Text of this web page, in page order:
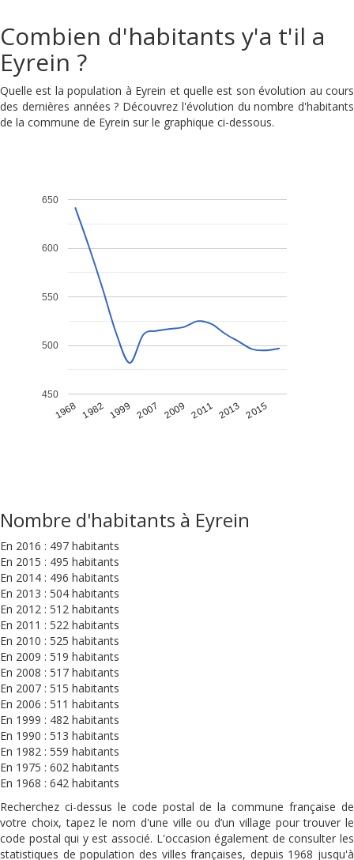
Combien d'habitants y'a t'il a
Eyrein ?
Quelle est la population à Eyrein et quelle est son évolution au cours
des dernières années ? Découvrez l'évolution du nombre d'habitants
de la commune de Eyrein sur le graphique ci-dessous.
1968 1982 1999 2007 2009 2011 2013 2015
450
500
550
600
650
Nombre d'habitants à Eyrein
En 2016 : 497 habitants
En 2015 : 495 habitants
En 2014 : 496 habitants
En 2013 : 504 habitants
En 2012 : 512 habitants
En 2011 : 522 habitants
En 2010 : 525 habitants
En 2009 : 519 habitants
En 2008 : 517 habitants
En 2007 : 515 habitants
En 2006 : 511 habitants
En 1999 : 482 habitants
En 1990 : 513 habitants
En 1982 : 559 habitants
En 1975 : 602 habitants
En 1968 : 642 habitants
Recherchez ci-dessus le code postal de la commune française de
votre choix, tapez le nom d'une ville ou d’un village pour trouver le
code postal qui y est associé. L'occasion également de consulter les
statistiques de population des villes françaises, depuis 1968 jusqu'à